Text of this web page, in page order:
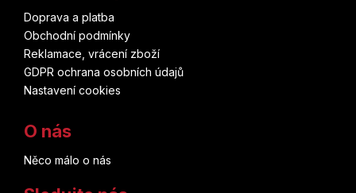
Doprava a platba
Obchodní podmínky
Reklamace, vrácení zboží
GDPR ochrana osobních údajů
Nastavení cookies
O nás
Něco málo o nás